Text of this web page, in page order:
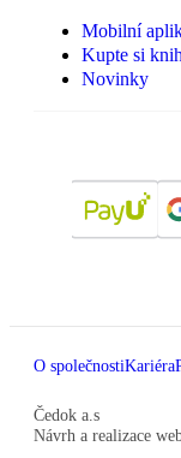
Mobilní
Kupte si
Novinky
O společnostiKariéra
Čedok a.s
Návrh a realizace